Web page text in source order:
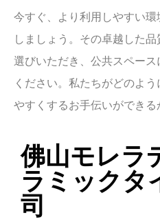
今すぐ、より利用しやすい
しましょう。その卓越した
選びいただき、公共スペー
ください。私たちがどのよ
やすくするお手伝いができる
佛山モレラ
ラミックタ
司